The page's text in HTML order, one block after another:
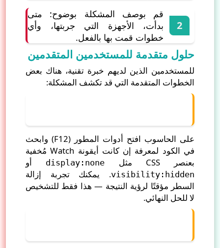
قم بوصف المشكلة بوضوح: متى
بدأت، الأجهزة التي جربتها، وأي
خطوات قمت بها بالفعل.
حلول متقدمة للمستخدمين المتقدمين
للمستخدمين الذين لديهم خبرة تقنية، هناك بعض
الخطوات المتقدمة التي قد تكشف المشكلة:
على الحاسوب افتح أدوات المطور (F12) وابحث
في الكود لمعرفة إن كانت أيقونة Watch مُخفية
بعنصر CSS مثل
display:none أو
visibility:hidden. يمكنك تجربة إزالة
السطر مؤقتًا لرؤية النتيجة — هذا فقط للتشخيص
لا للحل النهائي.